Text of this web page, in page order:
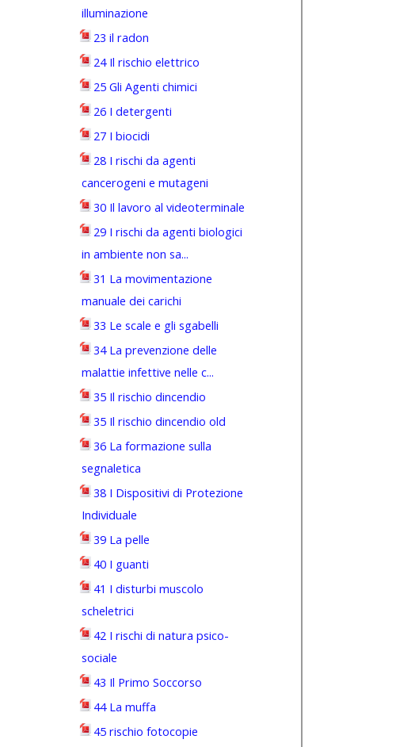
illuminazione
23 il radon
24 Il rischio elettrico
25 Gli Agenti chimici
26 I detergenti
27 I biocidi
28 I rischi da agenti
cancerogeni e mutageni
30 Il lavoro al videoterminale
29 I rischi da agenti biologici
in ambiente non sa...
31 La movimentazione
manuale dei carichi
33 Le scale e gli sgabelli
34 La prevenzione delle
malattie infettive nelle c...
35 Il rischio dincendio
35 Il rischio dincendio old
36 La formazione sulla
segnaletica
38 I Dispositivi di Protezione
Individuale
39 La pelle
40 I guanti
41 I disturbi muscolo
scheletrici
42 I rischi di natura psico-
sociale
43 Il Primo Soccorso
44 La muffa
45 rischio fotocopie